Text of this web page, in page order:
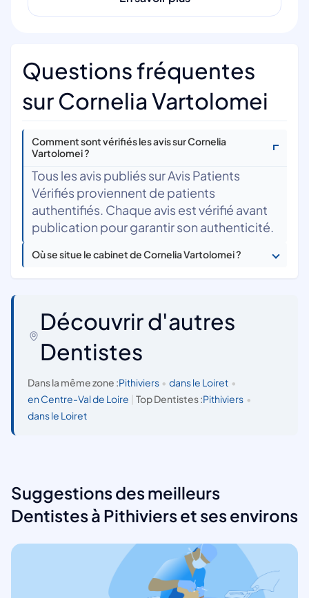
Questions fréquentes
sur Cornelia Vartolomei
Comment sont vérifiés les avis sur Cornelia
Vartolomei ?
Tous les avis publiés sur Avis Patients
Vérifiés proviennent de patients
authentifiés. Chaque avis est vérifié avant
publication pour garantir son authenticité.
Où se situe le cabinet de Cornelia Vartolomei ?
Découvrir d'autres
Dentistes
Dans la même zone :Pithiviers • dans le Loiret •
en Centre-Val de Loire
Top Dentistes :Pithiviers •
dans le Loiret
Suggestions des meilleurs
Dentistes à Pithiviers et ses environs